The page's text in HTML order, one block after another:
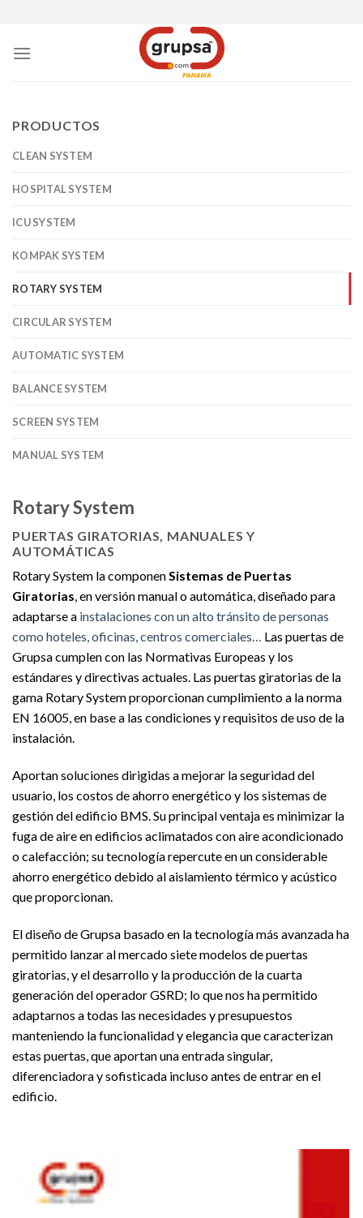
content
PRODUCTOS
CLEAN SYSTEM
HOSPITAL SYSTEM
ICU SYSTEM
KOMPAK SYSTEM
ROTARY SYSTEM
CIRCULAR SYSTEM
AUTOMATIC SYSTEM
BALANCE SYSTEM
SCREEN SYSTEM
MANUAL SYSTEM
Rotary System
PUERTAS GIRATORIAS, MANUALES Y
AUTOMÁTICAS
Rotary System la componenSistemas de Puertas
Giratorias, en versión manual o automática, diseñado para
adaptarse a instalaciones con un alto tránsito de personas
como hoteles, oficinas, centros comerciales… Las puertas de
Grupsa cumplen con las Normativas Europeas y los
estándares y directivas actuales. Las puertas giratorias de la
gama Rotary System proporcionan cumplimiento a la norma
EN 16005, en base a las condiciones y requisitos de uso de la
instalación.
Aportan soluciones dirigidas a mejorar la seguridad del
usuario, los costos de ahorro energético y los sistemas de
gestión del edificio BMS. Su principal ventaja es minimizar la
fuga de aire en edificios aclimatados con aire acondicionado
o calefacción; su tecnología repercute en un considerable
ahorro energético debido al aislamiento térmico y acústico
que proporcionan.
El diseño de Grupsa basado en la tecnología más avanzada ha
permitido lanzar al mercado siete modelos de puertas
giratorias, y el desarrollo y la producción de la cuarta
generación del operador GSRD; lo que nos ha permitido
adaptarnos a todas las necesidades y presupuestos
manteniendo la funcionalidad y elegancia que caracterizan
estas puertas, que aportan una entrada singular,
diferenciadora y sofisticada incluso antes de entrar en el
edificio.